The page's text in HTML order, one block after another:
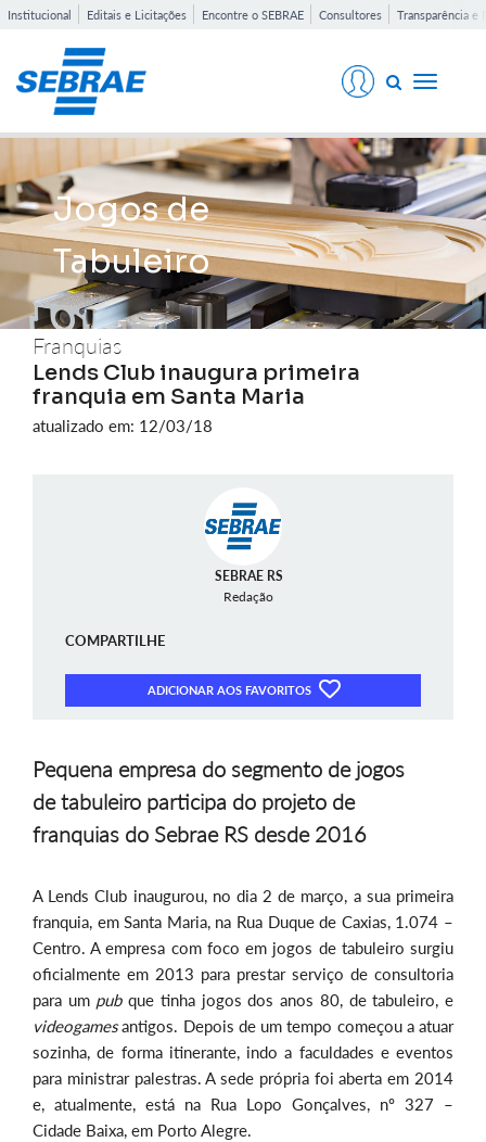
Institucional Editais e Licitações Encontre o SEBRAE Consultores Transparência e
Toggle
Jogos de
Tabuleiro
Franquias
Lends Club inaugura primeira
franquia em Santa Maria
atualizado em: 12/03/18
SEBRAE RS
Redação
COMPARTILHE
ADICIONAR AOS FAVORITOS
Pequena empresa do segmento de jogos
de tabuleiro participa do projeto de
franquias do Sebrae RS desde 2016
A Lends Club inaugurou, no dia 2 de março, a sua primeira
franquia, em Santa Maria, na Rua Duque de Caxias, 1.074 –
Centro. A empresa com foco em jogos de tabuleiro surgiu
oficialmente em 2013 para prestar serviço de consultoria
para um pubque tinha jogos dos anos 80, de tabuleiro, e
videogamesantigos. Depois de um tempo começou a atuar
sozinha, de forma itinerante, indo a faculdades e eventos
para ministrar palestras. A sede própria foi aberta em 2014
e, atualmente, está na Rua Lopo Gonçalves, nº 327 –
Cidade Baixa, em Porto Alegre.